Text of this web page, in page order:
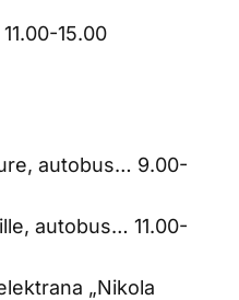
15.00
autobus… 9.00-
autobus… 11.00-
„Nikola